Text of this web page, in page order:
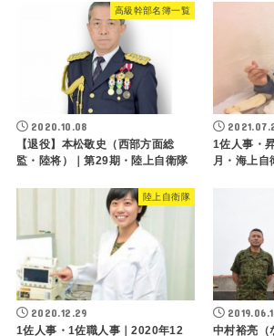
高級幹部名簿一覧
2020.10.08
【退役】本松敬史（西部方面総
監・陸将）｜第29期・陸上自衛隊
1佐人事・
月・海上自
陸上自衛隊
2020.12.29
1佐人事・1佐職人事｜2020年12 中村裕亮（